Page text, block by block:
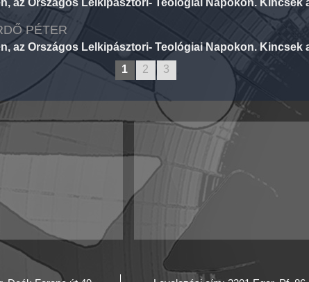
az Országos Lelkipásztori- Teológiai Napokon. Kincsek
PÉTER
az Országos Lelkipásztori- Teológiai Napokon. Kincsek
1
2 3